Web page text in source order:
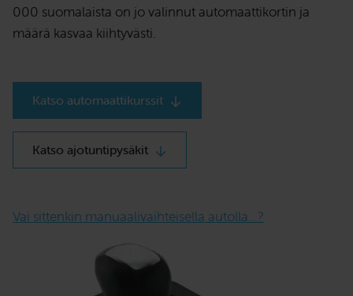
000 suomalaista on jo valinnut automaattikortin ja
määrä kasvaa kiihtyvästi.
Katso automaattikurssit
Katso ajotuntipysäkit
Vai sittenkin manuaalivaihteisella autolla…?